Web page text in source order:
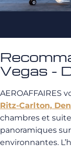
Vegas -
AEROAFFAIRES
Ritz-Carlton,
chambres et
panoramiques
environnantes.